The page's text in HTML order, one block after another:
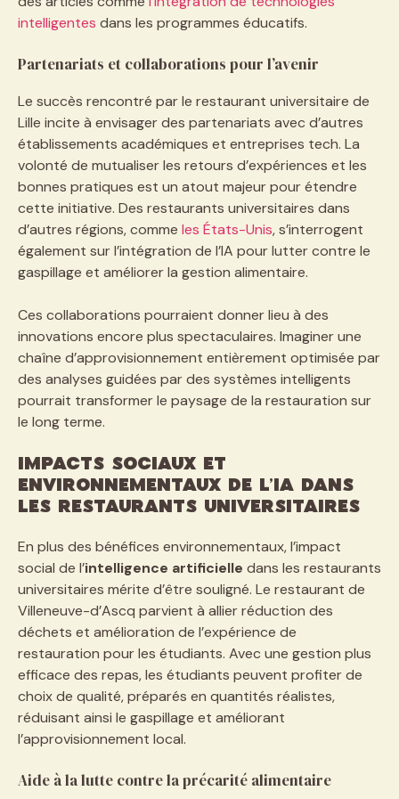
intelligentes dans les programmes éducatifs.
Partenariats et collaborations pour l’avenir
Le succès rencontré par le restaurant universitaire de
Lille incite à envisager des partenariats avec d’autres
établissements académiques et entreprises tech. La
volonté de mutualiser les retours d’expériences et les
bonnes pratiques est un atout majeur pour étendre
cette initiative. Des restaurants universitaires dans
d’autres régions, comme les États-Unis, s’interrogent
également sur l’intégration de l’IA pour lutter contre le
gaspillage et améliorer la gestion alimentaire.
Ces collaborations pourraient donner lieu à des
innovations encore plus spectaculaires. Imaginer une
chaîne d’approvisionnement entièrement optimisée par
des analyses guidées par des systèmes intelligents
pourrait transformer le paysage de la restauration sur
le long terme.
Impacts sociaux et
environnementaux de l’IA dans
les restaurants universitaires
En plus des bénéfices environnementaux, l’impact
social de l’intelligence artificielle dans les restaurants
universitaires mérite d’être souligné. Le restaurant de
Villeneuve-d’Ascq parvient à allier réduction des
déchets et amélioration de l’expérience de
restauration pour les étudiants. Avec une gestion plus
efficace des repas, les étudiants peuvent profiter de
choix de qualité, préparés en quantités réalistes,
réduisant ainsi le gaspillage et améliorant
l’approvisionnement local.
Aide à la lutte contre la précarité alimentaire